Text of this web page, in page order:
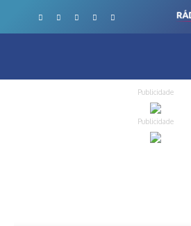
Publicidade
Publicidade